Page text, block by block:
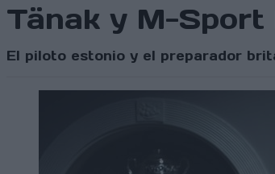
Tänak y M-
El piloto estonio y el preparador